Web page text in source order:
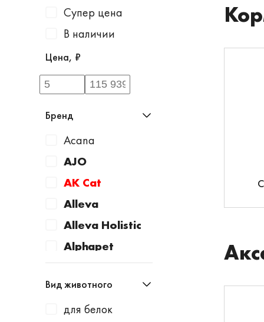
Супер цена
В наличии
Цена, ₽
Бренд
Acana
AJO
AK Cat
Alleva
Alleva Holistic
Alphapet
Animonda
Apicenna
Aquacons
Вид животного
для белок